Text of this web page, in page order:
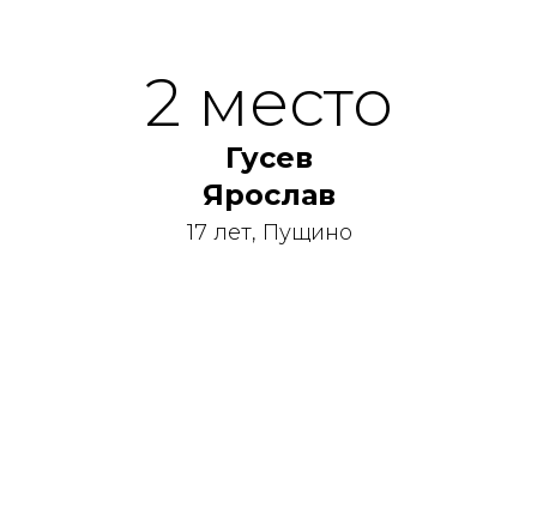
Гусев
Ярослав
17 лет, Пущино
2 место